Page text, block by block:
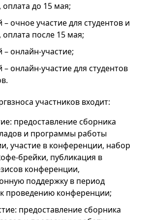
до 15 мая;
– очное участие для студентов и
после 15 мая;
– онлайн-участие;
– онлайн-участие для студентов
участников входит:
предоставление сборника
и программы работы
участие в конференции, набор
брейки, публикация в
конференции,
поддержку в период
проведению конференции;
предоставление сборника